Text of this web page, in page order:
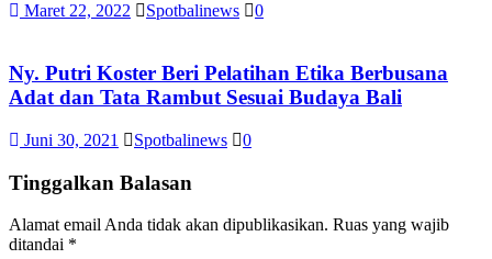
Maret 22, 2022 Spotbalinews 0
Ny. Putri Koster Beri Pelatihan Etika Berbusana
Adat dan Tata Rambut Sesuai Budaya Bali
Juni 30, 2021 Spotbalinews 0
Tinggalkan Balasan
Alamat email Anda tidak akan dipublikasikan. Ruas yang wajib
ditandai *